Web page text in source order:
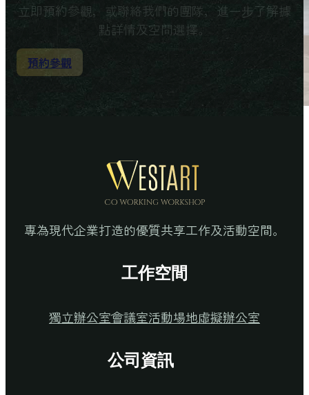
立即預約參觀，或聯絡我們的團隊，進一步了解據
點詳情及空間選擇。
預約參觀
專為現代企業打造的優質共享工作及活動空間。
工作空間
獨立辦公室會議室活動場地虛擬辦公室
公司資訊